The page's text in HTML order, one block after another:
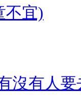
不宜)
沒有人要